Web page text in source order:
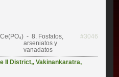
Ce(PO₄) - 8. Fosfatos,
arseniatos y
vanadatos
#3046
II District,,Vakinankaratra,